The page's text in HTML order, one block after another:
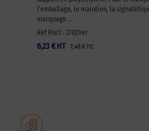
l’emballage, le maintien, la
marquage …
Réf Pixcl : 2702Ver
6,23 € 7,48 € TTC
HT